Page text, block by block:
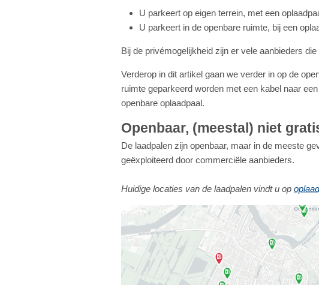
U parkeert op eigen terrein, met een
U parkeert in de openbare ruimte, bij een
Bij de privémogelijkheid zijn er vele aanbieders
Verderop in dit artikel gaan we verder in op de
ruimte geparkeerd worden met een kabel naar
openbare oplaadpaal.
Openbaar, (meestal) niet
De laadpalen zijn openbaar, maar in de meeste
geëxploiteerd door commerciële aanbieders.
Huidige locaties van de laadpalen vindt u op